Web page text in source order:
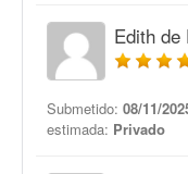
Edith de
Submetido: 08/11/
estimada: Privado